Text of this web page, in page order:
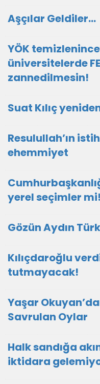
Aşçılar Geldiler…
YÖK
üniversitelerde
zannedilmesin!
Suat Kılıç
Resulullah’ın
ehemmiyet
yerel seçimler mi!
Gözün Aydın
Kılıçdaroğlu
tutmayacak!
Yaşar
Savrulan Oylar
Halk sandığa
iktidara